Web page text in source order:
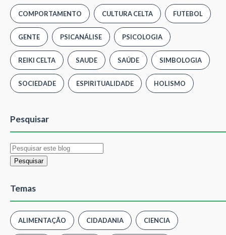
COMPORTAMENTO CULTURA CELTA FUTEBOL
GENTE PSICANÁLISE PSICOLOGIA
REIKI CELTA SAUDE SAÚDE SIMBOLOGIA
SOCIEDADE ESPIRITUALIDADE HOLISMO
Pesquisar
Temas
ALIMENTAÇÃO CIDADANIA CIENCIA